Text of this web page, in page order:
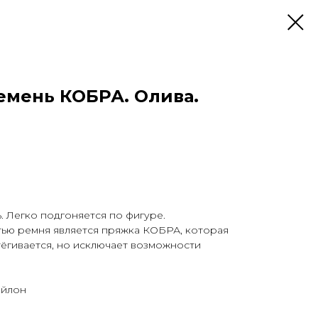
КОБРА. Олива.
подгоняется по фигуре.
ремня является пряжка КОБРА, которая
но исключает возможности